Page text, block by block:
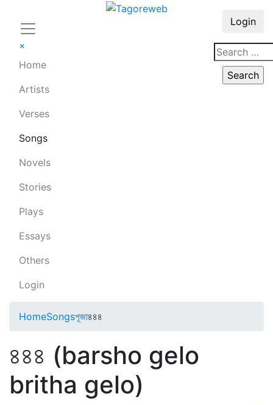
×
Home
Artists
Verses
Songs
Novels
Stories
Plays
Essays
Others
Login
Login
HomeSongsপূজা৪৪৪
৪৪৪ (barsho gelo
britha gelo)